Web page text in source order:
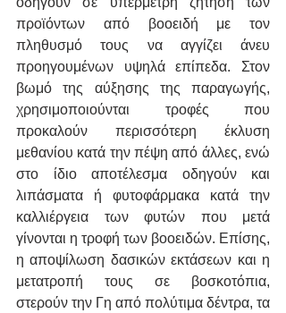
προϊόντων από βοοειδή με τον
πληθυσμό τους να αγγίζει άνευ
προηγουμένων υψηλά επίπεδα. Στον
βωμό της αύξησης της παραγωγής,
χρησιμοποιούνται τροφές που
προκαλούν περισσότερη έκλυση
μεθανίου κατά την πέψη από άλλες, ενώ
στο ίδιο αποτέλεσμα οδηγούν και
λιπάσματα ή φυτοφάρμακα κατά την
καλλιέργεια των φυτών που μετά
γίνονται η τροφή των βοοειδών. Επίσης,
η αποψίλωση δασικών εκτάσεων και η
μετατροπή τους σε βοσκοτόπια,
στερούν την Γη από πολύτιμα δέντρα, τα